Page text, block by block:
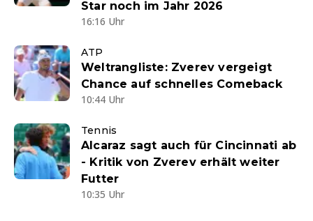
Star noch im Jahr 2026
16:16 Uhr
ATP
Weltrangliste: Zverev vergeigt
Chance auf schnelles Comeback
10:44 Uhr
Tennis
Alcaraz sagt auch für Cincinnati ab
- Kritik von Zverev erhält weiter
Futter
10:35 Uhr